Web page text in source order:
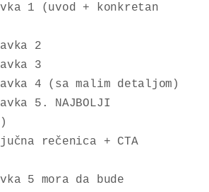
1 (uvod + konkretan
2
3
4 (sa malim detaljom)
5. NAJBOLJI
rečenica + CTA
5 mora da bude